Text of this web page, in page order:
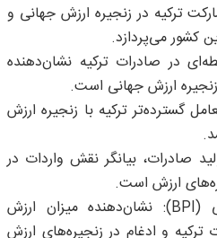
ترکیه در زنجیره‌ ارزش جهانی و
کشور می‌پردازد.
در صادرات ترکیه نشان‌دهنده
ارزش جهانی است.
گسترده‌تر ترکیه با زنجیره‌ ارزش
صادرات، بیانگر نقش واردات در
ارزش است.
شاخص مشارکت پسینی (BPI): نشان‌دهنده میزان ارزش
ترکیه و ادغام در زنجیره‌های ارزش